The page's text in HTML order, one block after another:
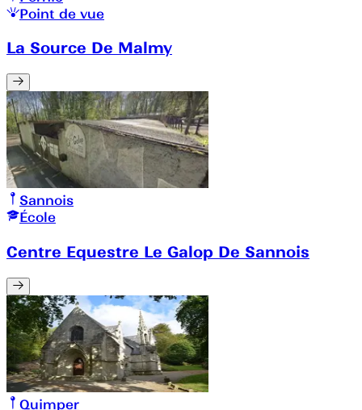
Point de vue
La Source De Malmy
Sannois
École
Centre Equestre Le Galop De Sannois
Quimper